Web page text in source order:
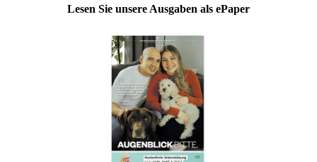
Lesen Sie unsere Ausgaben als ePaper